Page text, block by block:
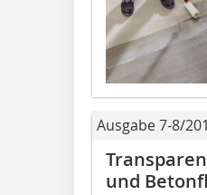
Ausgabe 7-8/
und